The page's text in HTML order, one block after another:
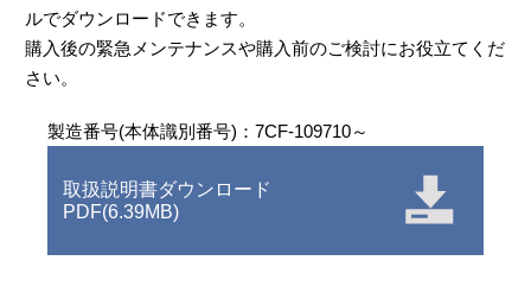
ルでダウンロードできます。
購入後の緊急メンテナンスや購入前のご検討にお役立てくだ
さい。
製造番号(本体識別番号)：7CF-109710～
取扱説明書ダウンロード
PDF(6.39MB)